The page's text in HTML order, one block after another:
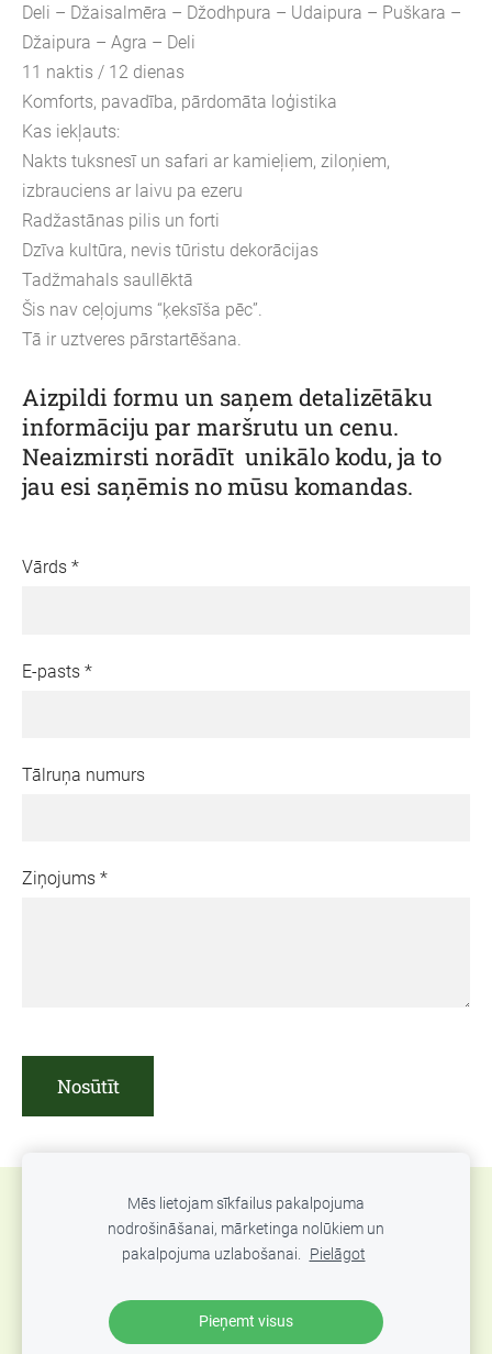
Deli – Džaisalmēra – Džodhpura – Udaipura – Puškara –
Džaipura – Agra – Deli
11 naktis / 12 dienas
Komforts, pavadība, pārdomāta loģistika
Kas iekļauts:
Nakts tuksnesī un safari ar kamieļiem, ziloņiem,
izbrauciens ar laivu pa ezeru
Radžastānas pilis un forti
Dzīva kultūra, nevis tūristu dekorācijas
Tadžmahals saullēktā
Šis nav ceļojums “ķeksīša pēc”.
Tā ir uztveres pārstartēšana.
Aizpildi formu un saņem detalizētāku
informāciju par maršrutu un cenu.
Neaizmirsti norādīt unikālo kodu, ja to
jau esi saņēmis no mūsu komandas.
Vārds *
E-pasts *
Tālruņa numurs
Ziņojums *
Sīkdatnes
© 2016-2024 Ājurvēdas centrs «Ayurveda Palace
Jurmala», Oficiālā vietne
Mēs lietojam sīkfailus pakalpojuma
nodrošināšanai, mārketinga nolūkiem un
pakalpojuma uzlabošanai. Pielāgot
Pieņemt visus